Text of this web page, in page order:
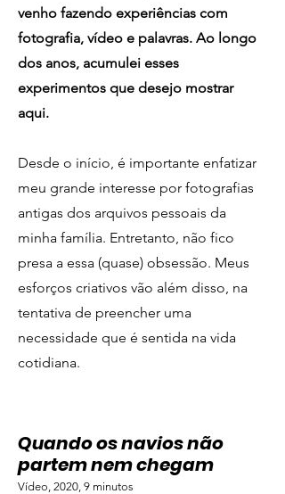
venho fazendo experiências com
fotografia, vídeo e palavras. Ao longo
dos anos, acumulei esses
experimentos que desejo mostrar
aqui.
Desde o início, é importante enfatizar
meu grande interesse por fotografias
antigas dos arquivos pessoais da
minha família. Entretanto, não fico
presa a essa (quase) obsessão. Meus
esforços criativos vão além disso, na
tentativa de preencher uma
necessidade que é sentida na vida
cotidiana.
Quando os navios não
partem nem chegam
Vídeo, 2020, 9 minutos